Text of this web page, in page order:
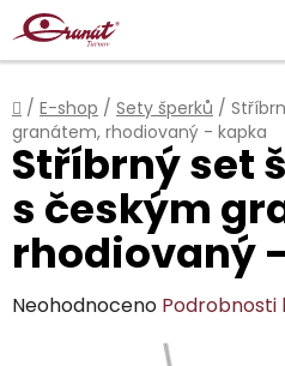
Přejít
na
obsah
Domů
/ E-shop / Sety šperků /
granátem, rhodiovaný - kapka
Stříbrný set
s českým
rhodiovaný
Průměrné
Neohodnoceno Podrobnosti